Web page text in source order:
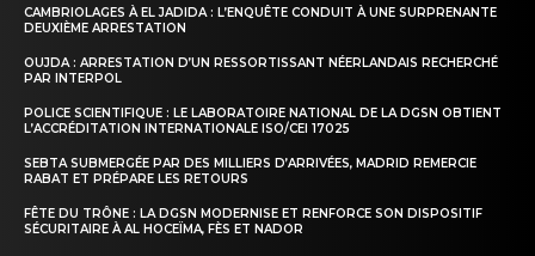
CAMBRIOLAGES À EL JADIDA : L’ENQUÊTE CONDUIT À UNE SURPRENANTE
DEUXIÈME ARRESTATION
OUJDA : ARRESTATION D’UN RESSORTISSANT NÉERLANDAIS RECHERCHÉ
PAR INTERPOL
POLICE SCIENTIFIQUE : LE LABORATOIRE NATIONAL DE LA DGSN OBTIENT
L’ACCRÉDITATION INTERNATIONALE ISO/CEI 17025
SEBTA SUBMERGÉE PAR DES MILLIERS D’ARRIVÉES, MADRID REMERCIE
RABAT ET PRÉPARE LES RETOURS
FÊTE DU TRÔNE : LA DGSN MODERNISE ET RENFORCE SON DISPOSITIF
SÉCURITAIRE À AL HOCEÏMA, FÈS ET NADOR